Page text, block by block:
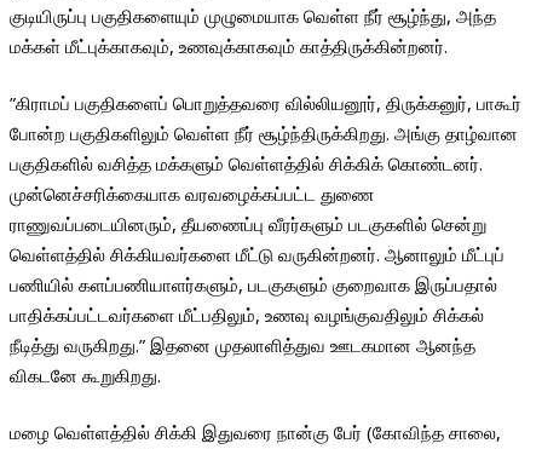
குடியிருப்பு பகுதிகளையும் முழுமையாக வெள்ள நீர் சூழ்ந்து, அந்த
மக்கள் மீட்புக்காகவும், உணவுக்காகவும் காத்திருக்கின்றனர்.
”கிராமப் பகுதிகளைப் பொறுத்தவரை வில்லியனூர், திருக்கனுர், பாகூர்
போன்ற பகுதிகளிலும் வெள்ள நீர் சூழ்ந்திருக்கிறது. அங்கு தாழ்வான
பகுதிகளில் வசித்த மக்களும் வெள்ளத்தில் சிக்கிக் கொண்டனர்.
முன்னெச்சரிக்கையாக வரவழைக்கப்பட்ட துணை
ராணுவப்படையினரும், தீயணைப்பு வீரர்களும் படகுகளில் சென்று
வெள்ளத்தில் சிக்கியவர்களை மீட்டு வருகின்றனர். ஆனாலும் மீட்புப்
பணியில் களப்பணியாளர்களும், படகுகளும் குறைவாக இருப்பதால்
பாதிக்கப்பட்டவர்களை மீட்பதிலும், உணவு வழங்குவதிலும் சிக்கல்
நீடித்து வருகிறது.” இதனை முதலாளித்துவ ஊடகமான ஆனந்த
விகடனே கூறுகிறது.
மழை வெள்ளத்தில் சிக்கி இதுவரை நான்கு பேர் (கோவிந்த சாலை,